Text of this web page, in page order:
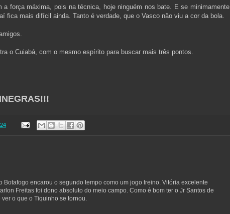
a força máxima, pois na técnica, hoje ninguém nos bate. E se minimamente
fica mais difícil ainda. Tanto é verdade, que o Vasco não viu a cor da bola.
o Cuiabá, com o mesmo espírito para buscar mais três pontos.
Botafogo encarou o segundo tempo como um jogo treino. Vitória excelente
Freitas foi dono absoluto do meio campo. Como é bom ter o Jr Santos de
ver o que o Tiquinho se tornou.